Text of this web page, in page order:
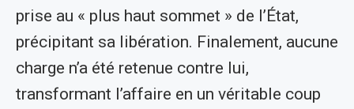
prise au « plus haut sommet » de l’État,
précipitant sa libération. Finalement, aucune
charge n’a été retenue contre lui,
transformant l’affaire en un véritable coup